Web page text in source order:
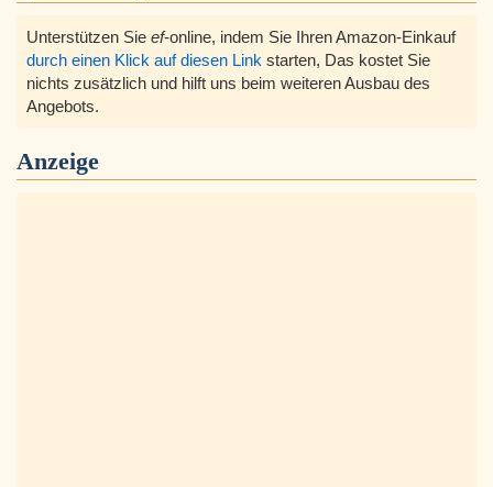
Unterstützen Sie ef-online, indem Sie Ihren Amazon-Einkauf
durch einen Klick auf diesen Link starten, Das kostet Sie
nichts zusätzlich und hilft uns beim weiteren Ausbau des
Angebots.
Anzeige